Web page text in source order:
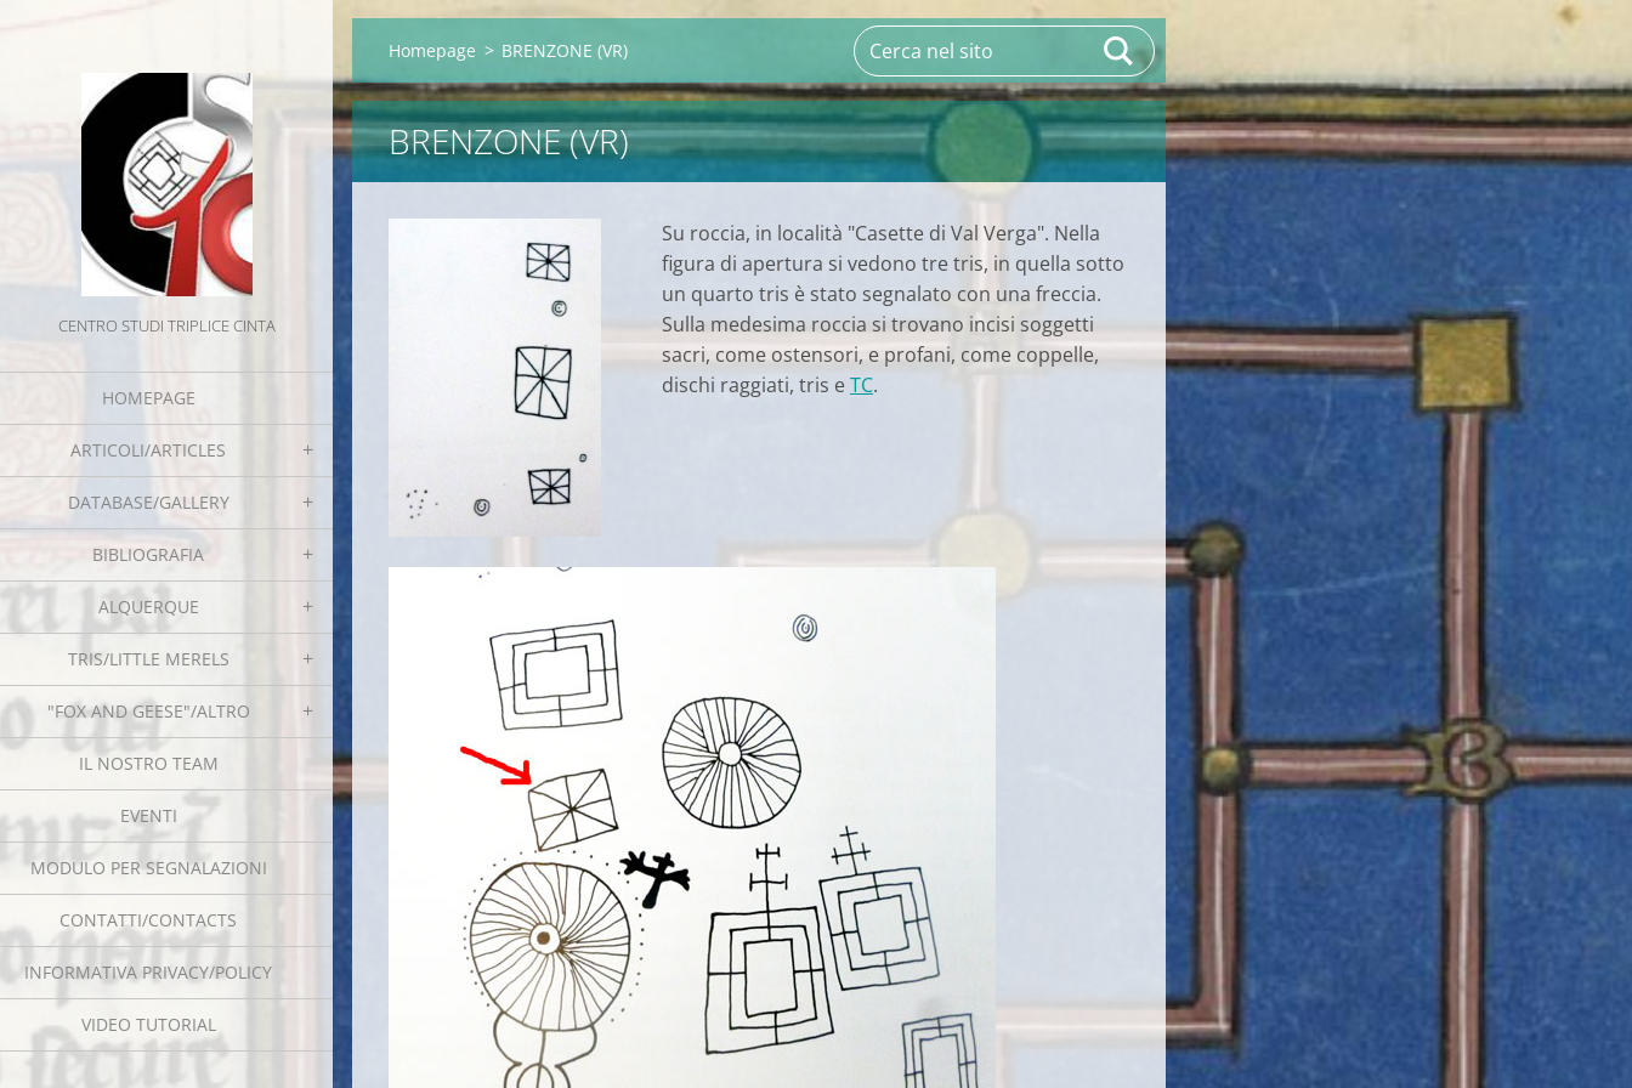
CENTRO STUDI TRIPLICE CINTA
HOMEPAGE
ARTICOLI/ARTICLES
DATABASE/GALLERY
BIBLIOGRAFIA
ALQUERQUE
TRIS/LITTLE MERELS
"FOX AND GEESE"/ALTRO
IL NOSTRO TEAM
EVENTI
MODULO PER SEGNALAZIONI
CONTATTI/CONTACTS
INFORMATIVA PRIVACY/POLICY
VIDEO TUTORIAL
Homepage > BRENZONE (VR)
BRENZONE (VR)
Su roccia, in località "Casette di Val Verga". Nella
figura di apertura si vedono tre tris, in quella sotto
un quarto tris è stato segnalato con una freccia.
Sulla medesima roccia si trovano incisi soggetti
sacri, come ostensori, e profani, come coppelle,
dischi raggiati, tris eTC.